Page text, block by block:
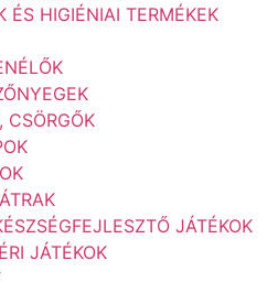
ÉS HIGIÉNIAI TERMÉKEK
CSÖRGŐK
JÁTÉKOK
JÁTÉKOK